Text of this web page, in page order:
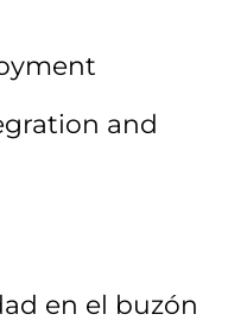
and
en el buzón